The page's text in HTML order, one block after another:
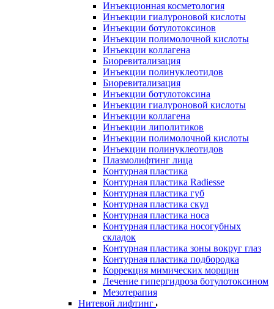
Инъекционная косметология
Инъекции гиалуроновой кислоты
Инъекции ботулотоксинов
Инъекции полимолочной кислоты
Инъекции коллагена
Биоревитализация
Инъекции полинуклеотидов
Биоревитализация
Инъекции ботулотоксина
Инъекции гиалуроновой кислоты
Инъекции коллагена
Инъекции липолитиков
Инъекции полимолочной кислоты
Инъекции полинуклеотидов
Плазмолифтинг лица
Контурная пластика
Контурная пластика Radiesse
Контурная пластика губ
Контурная пластика скул
Контурная пластика носа
Контурная пластика носогубных
складок
Контурная пластика зоны вокруг глаз
Контурная пластика подбородка
Коррекция мимических морщин
Лечение гипергидроза ботулотоксином
Мезотерапия
Нитевой лифтинг